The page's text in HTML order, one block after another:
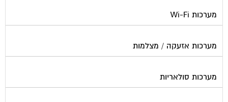
מערכות Wi-Fi
מערכות אזעקה / מצלמות
מערכות סולאריות